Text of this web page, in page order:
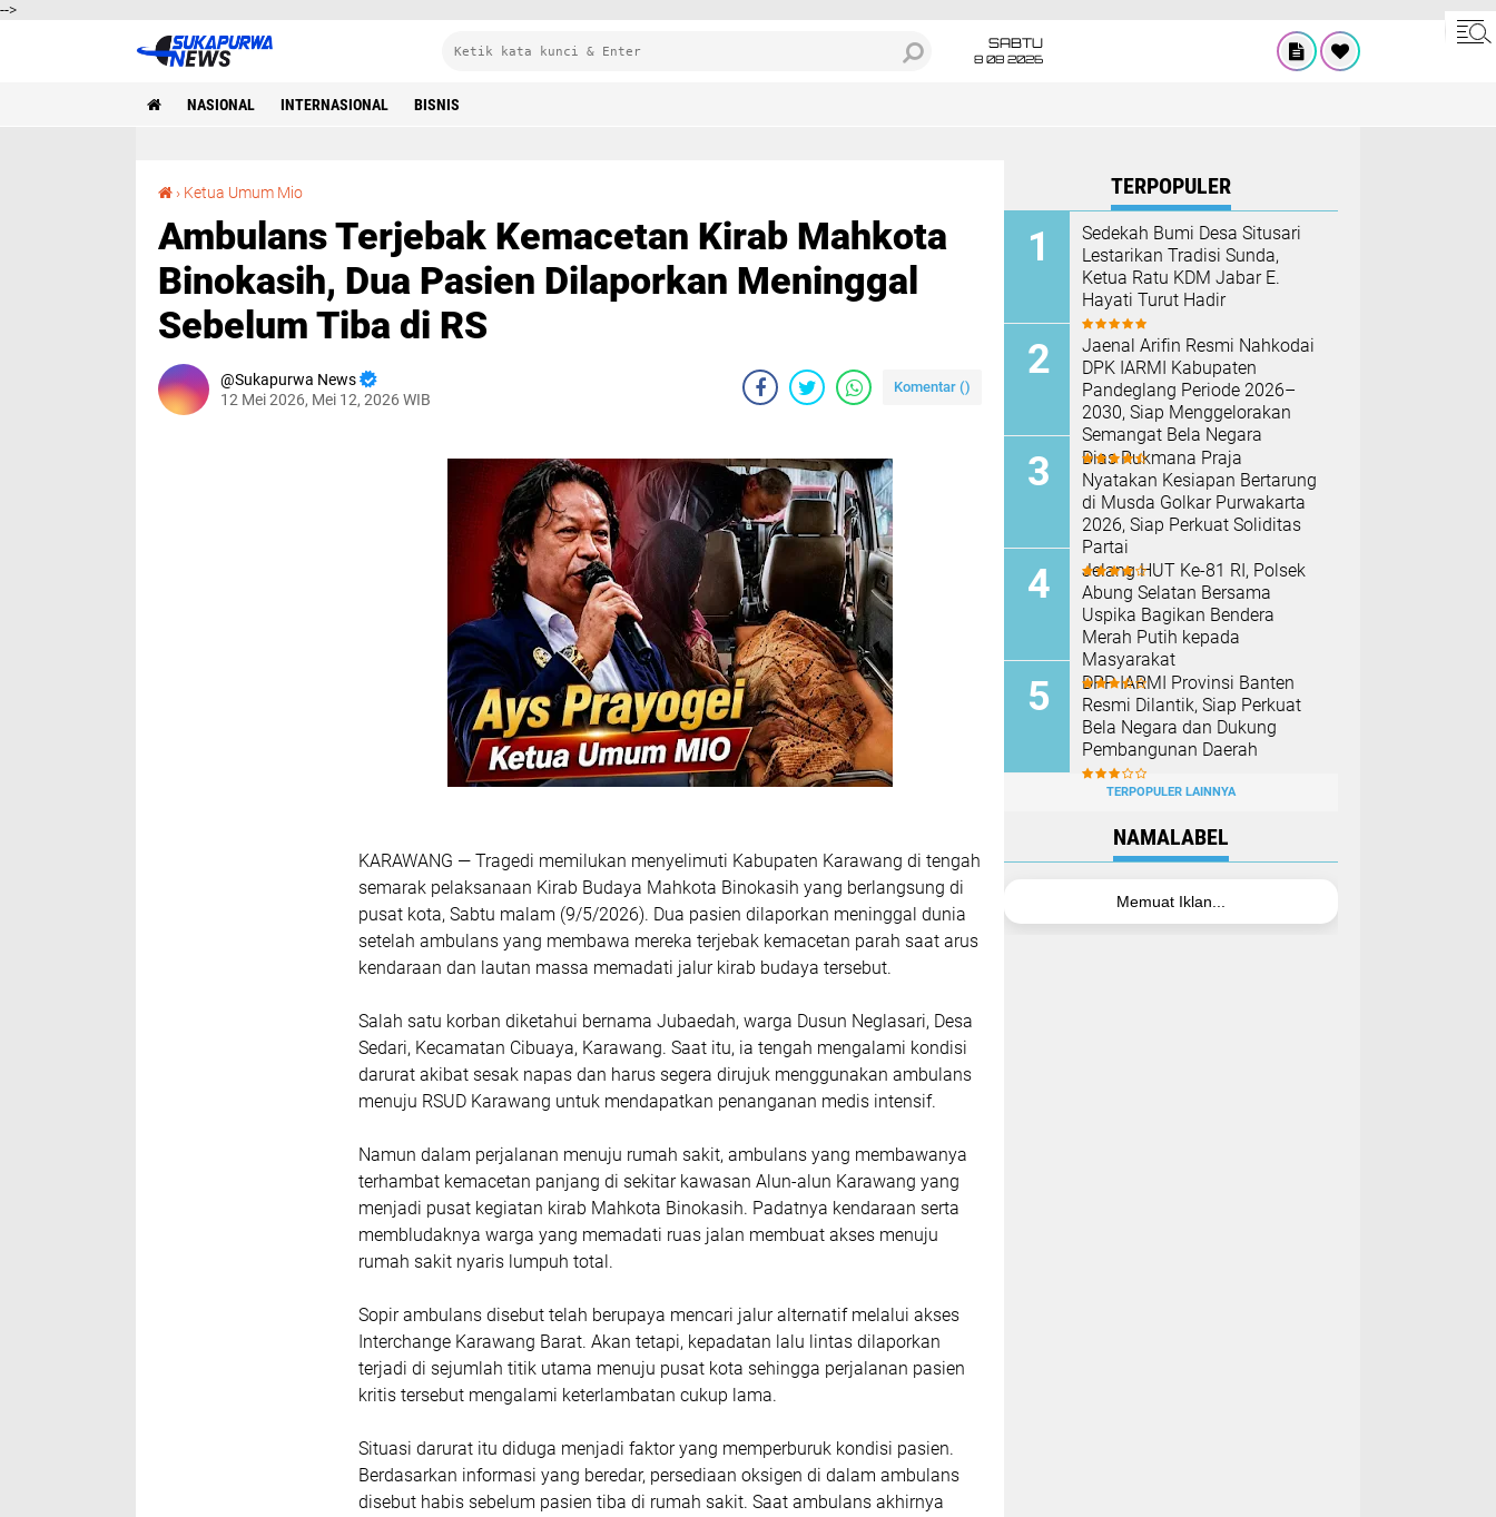
-->
SABTU
8 08 2026
NASIONAL INTERNASIONAL BISNIS
› Ketua Umum Mio
Ambulans Terjebak Kemacetan Kirab Mahkota
Binokasih, Dua Pasien Dilaporkan Meninggal
Sebelum Tiba di RS
Sukapurwa News
12 Mei 2026, Mei 12, 2026 WIB
Komentar ()
KARAWANG — Tragedi memilukan menyelimuti Kabupaten Karawang di tengah
semarak pelaksanaan Kirab Budaya Mahkota Binokasih yang berlangsung di
pusat kota, Sabtu malam (9/5/2026). Dua pasien dilaporkan meninggal dunia
setelah ambulans yang membawa mereka terjebak kemacetan parah saat arus
kendaraan dan lautan massa memadati jalur kirab budaya tersebut.
Salah satu korban diketahui bernama Jubaedah, warga Dusun Neglasari, Desa
Sedari, Kecamatan Cibuaya, Karawang. Saat itu, ia tengah mengalami kondisi
darurat akibat sesak napas dan harus segera dirujuk menggunakan ambulans
menuju RSUD Karawang untuk mendapatkan penanganan medis intensif.
Namun dalam perjalanan menuju rumah sakit, ambulans yang membawanya
terhambat kemacetan panjang di sekitar kawasan Alun-alun Karawang yang
menjadi pusat kegiatan kirab Mahkota Binokasih. Padatnya kendaraan serta
membludaknya warga yang memadati ruas jalan membuat akses menuju
rumah sakit nyaris lumpuh total.
Sopir ambulans disebut telah berupaya mencari jalur alternatif melalui akses
Interchange Karawang Barat. Akan tetapi, kepadatan lalu lintas dilaporkan
terjadi di sejumlah titik utama menuju pusat kota sehingga perjalanan pasien
kritis tersebut mengalami keterlambatan cukup lama.
Situasi darurat itu diduga menjadi faktor yang memperburuk kondisi pasien.
Berdasarkan informasi yang beredar, persediaan oksigen di dalam ambulans
disebut habis sebelum pasien tiba di rumah sakit. Saat ambulans akhirnya
TERPOPULER
Sedekah Bumi Desa Situsari
Lestarikan Tradisi Sunda,
Ketua Ratu KDM Jabar E.
Hayati Turut Hadir
Jaenal Arifin Resmi Nahkodai
DPK IARMI Kabupaten
Pandeglang Periode 2026–
2030, Siap Menggelorakan
Semangat Bela Negara
Dias Rukmana Praja
Nyatakan Kesiapan Bertarung
di Musda Golkar Purwakarta
2026, Siap Perkuat Soliditas
Partai
Jelang HUT Ke-81 RI, Polsek
Abung Selatan Bersama
Uspika Bagikan Bendera
Merah Putih kepada
Masyarakat
DPP IARMI Provinsi Banten
Resmi Dilantik, Siap Perkuat
Bela Negara dan Dukung
Pembangunan Daerah
TERPOPULER LAINNYA
NAMALABEL
Memuat Iklan...